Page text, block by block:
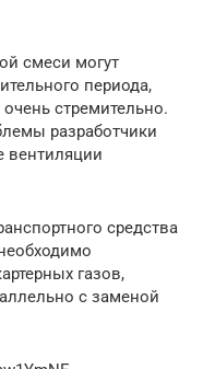
смеси могут
периода,
стремительно.
разработчики
вентиляции
средства
газов,
с заменой